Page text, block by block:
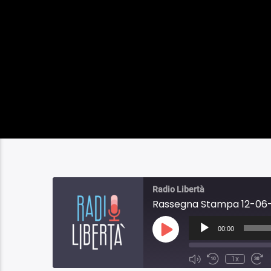
Radio Libertà
Rassegna Stampa 12-
Play
Episode
Audio
Player
00:00
1x